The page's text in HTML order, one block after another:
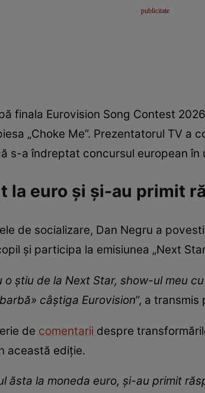
finala Eurovision Song Contest
„Choke Me”. Prezentatorul TV
s-a îndreptat concursul european în
la euro și și-au primit
de socializare, Dan Negru a
și participa la emisiunea „Next
o știu de la Next Star, show-ul meu
câștiga Eurovision”, a
de comentarii despre
această ediție.
ăsta la moneda euro, și-au primit